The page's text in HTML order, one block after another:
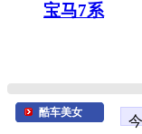
宝马7系
酷车美女